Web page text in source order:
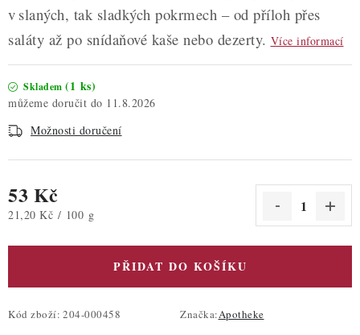
v slaných, tak sladkých pokrmech – od příloh přes
saláty až po snídaňové kaše nebo dezerty. Více informací
Skladem (1 ks)
11.8.2026
Možnosti doručení
53 Kč
Měrná cena:
21,20 Kč / 100 g
PŘIDAT DO KOŠÍKU
Kód zboží: 204-000458 Značka:Apotheke